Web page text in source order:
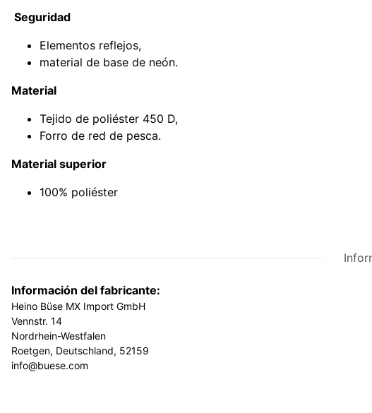
Seguridad
Elementos reflejos,
material de base de neón.
Material
Tejido de poliéster 450 D,
Forro de red de pesca.
Material superior
100% poliéster
Información del fabricante:
Heino Büse MX Import GmbH
Vennstr. 14
Nordrhein-Westfalen
Roetgen, Deutschland, 52159
info@buese.com